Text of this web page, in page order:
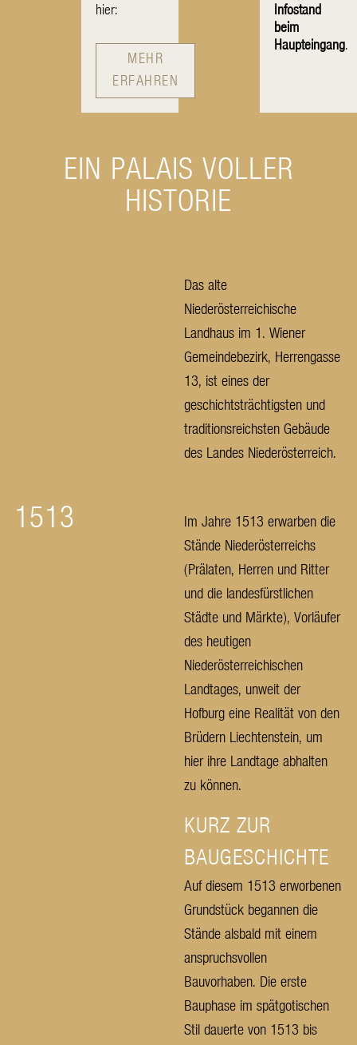
hier:
MEHR
ERFAHREN
Infostand
beim
Haupteingang.
EIN PALAIS VOLLER
HISTORIE
Das alte
Niederösterreichische
Landhaus im 1. Wiener
Gemeindebezirk, Herrengasse
13, ist eines der
geschichtsträchtigsten und
traditionsreichsten Gebäude
des Landes Niederösterreich.
1513
Im Jahre 1513 erwarben die
Stände Niederösterreichs
(Prälaten, Herren und Ritter
und die landesfürstlichen
Städte und Märkte), Vorläufer
des heutigen
Niederösterreichischen
Landtages, unweit der
Hofburg eine Realität von den
Brüdern Liechtenstein, um
hier ihre Landtage abhalten
zu können.
KURZ ZUR
BAUGESCHICHTE
Auf diesem 1513 erworbenen
Grundstück begannen die
Stände alsbald mit einem
anspruchsvollen
Bauvorhaben. Die erste
Bauphase im spätgotischen
Stil dauerte von 1513 bis